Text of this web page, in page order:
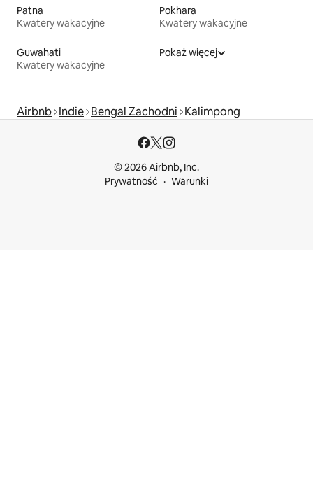
Patna
Kwatery wakacyjne
Pokhara
Kwatery wakacyjne
Guwahati
Kwatery wakacyjne
Pokaż więcej
Airbnb Indie Bengal Zachodni Kalimpong
© 2026 Airbnb, Inc.
Prywatność
Warunki